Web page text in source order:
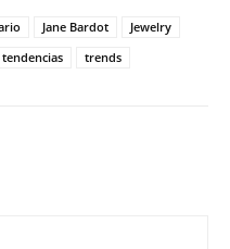
Jane Bardot
Jewelry
tendencias trends